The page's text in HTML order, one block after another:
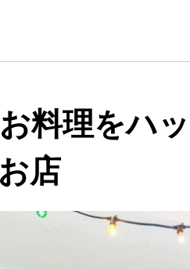
料理をハ
店